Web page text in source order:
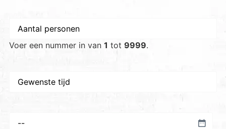
personen *
Voer een nummer in van 1 tot 9999.
tijd